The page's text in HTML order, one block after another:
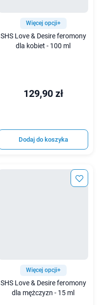
Więcej opcji+
SHS Love & Desire feromony
dla kobiet - 100 ml
129,90 zł
Dodaj do koszyka
Więcej opcji+
SHS Love & Desire feromony
dla mężczyzn - 15 ml